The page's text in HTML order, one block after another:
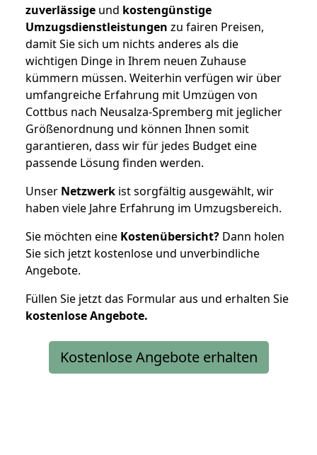
zuverlässige und kostengünstige
Umzugsdienstleistungen zu fairen Preisen,
damit Sie sich um nichts anderes als die
wichtigen Dinge in Ihrem neuen Zuhause
kümmern müssen. Weiterhin verfügen wir über
umfangreiche Erfahrung mit Umzügen von
Cottbus nach Neusalza-Spremberg mit jeglicher
Größenordnung und können Ihnen somit
garantieren, dass wir für jedes Budget eine
passende Lösung finden werden.
Unser Netzwerk ist sorgfältig ausgewählt, wir
haben viele Jahre Erfahrung im Umzugsbereich.
Sie möchten eine Kostenübersicht? Dann holen
Sie sich jetzt kostenlose und unverbindliche
Angebote.
Füllen Sie jetzt das Formular aus und erhalten Sie
kostenloseAngebote.
Kostenlose Angebote erhalten